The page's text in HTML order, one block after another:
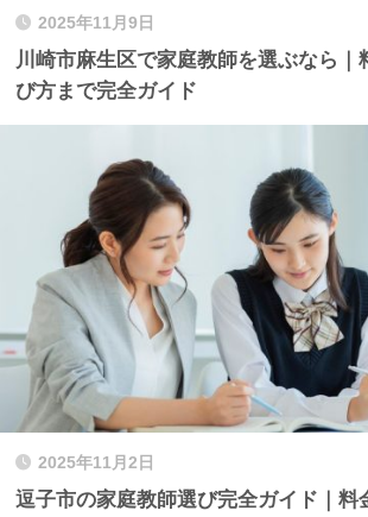
2025年11月9日
川崎市麻生区で家庭教師を選ぶなら｜
び方まで完全ガイド
2025年11月2日
逗子市の家庭教師選び完全ガイド｜料